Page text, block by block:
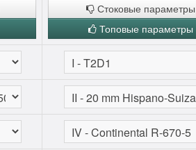
Стоковые параметры
Топовые параметры